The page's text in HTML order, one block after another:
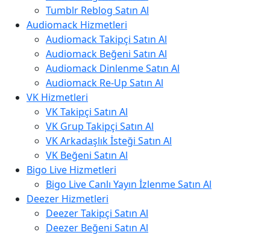
Tumblr Reblog Satın Al
Audiomack Hizmetleri
Audiomack Takipçi Satın Al
Audiomack Beğeni Satın Al
Audiomack Dinlenme Satın Al
Audiomack Re-Up Satın Al
VK Hizmetleri
VK Takipçi Satın Al
VK Grup Takipçi Satın Al
VK Arkadaşlık İsteği Satın Al
VK Beğeni Satın Al
Bigo Live Hizmetleri
Bigo Live Canlı Yayın İzlenme Satın Al
Deezer Hizmetleri
Deezer Takipçi Satın Al
Deezer Beğeni Satın Al